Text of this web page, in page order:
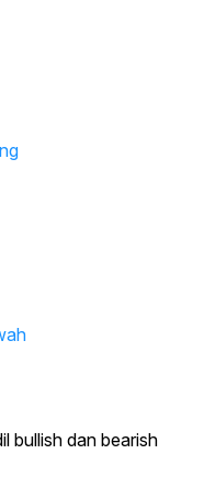
bullish dan bearish